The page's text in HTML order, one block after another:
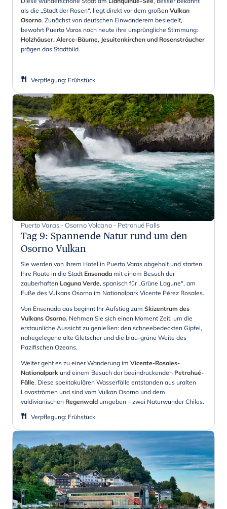
als die „Stadt der Rosen“, liegt direkt vor dem großen Vulkan
Osorno. Zunächst von deutschen Einwanderern besiedelt,
bewahrt Puerto Varas noch heute ihre ursprüngliche Stimmung:
Holzhäuser, Alerce-Bäume, Jesuitenkirchen und Rosensträucher
prägen das Stadtbild.
Verpflegung: Frühstück
Puerto Varas - Osorno Volcano - Petrohué Falls
Tag 9: Spannende Natur rund um den
Osorno Vulkan
Sie werden von Ihrem Hotel in Puerto Varas abgeholt und starten
Ihre Route in die Stadt Ensenada mit einem Besuch der
zauberhaften Laguna Verde, spanisch für „Grüne Lagune", am
Fuße des Vulkans Osorno im Nationalpark Vicente Pérez Rosales.
Von Ensenada aus beginnt Ihr Aufstieg zum Skizentrum des
Vulkans Osorno. Nehmen Sie sich einen Moment Zeit, um die
erstaunliche Aussicht zu genießen: den schneebedeckten Gipfel,
nahegelegene alte Gletscher und die blau-grüne Weite des
Pazifischen Ozeans.
Weiter geht es zu einer Wanderung im Vicente-Rosales-
Nationalpark und einem Besuch der beeindruckenden Petrohué-
Fälle. Diese spektakulären Wasserfälle entstanden aus uralten
Lavaströmen und sind vom Vulkan Osorno und dem
valdivianischen Regenwald umgeben – zwei Naturwunder Chiles.
Verpflegung: Frühstück